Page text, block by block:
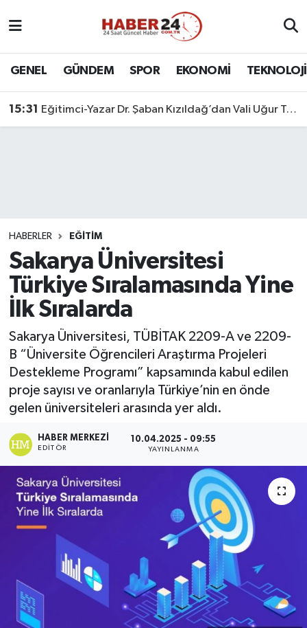
GENEL GÜNDEM SPOR EKONOMİ TEKNOLOJİ
15:31 Eğitimci-Yazar Dr. Şaban Kızıldağ’dan Vali Uğur Turan’a Ziyaret
HABERLER EĞİTİM
Sakarya Üniversitesi
Türkiye Sıralamasında Yine
İlk Sıralarda
Sakarya Üniversitesi, TÜBİTAK 2209-A ve 2209-
B “Üniversite Öğrencileri Araştırma Projeleri
Destekleme Programı” kapsamında kabul edilen
proje sayısı ve oranlarıyla Türkiye’nin en önde
gelen üniversiteleri arasında yer aldı.
HABER MERKEZI
EDITÖR
10.04.2025 - 09:55
YAYINLANMA
Nöbetçi Eczaneler
Son Dakika Haberleri
Haber Arşivi